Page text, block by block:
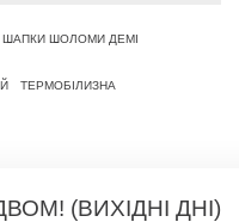
ШАПКИ ШОЛОМИ ДЕМІ
ТЕРМОБІЛИЗНА
(ВИХІДНІ ДНІ)